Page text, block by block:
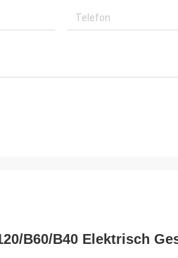
B60/B40 Elektrisch